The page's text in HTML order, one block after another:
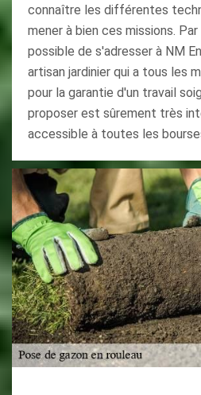
connaître les différentes
mener à bien ces missions.
possible de s'adresser à NM
artisan jardinier qui a tous les
pour la garantie d'un travail
proposer est sûrement très
accessible à toutes les